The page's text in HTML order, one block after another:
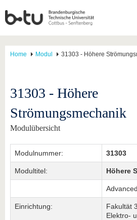
Home Modul 31303 - Höhere
31303 - Höhere
Strömungsmechanik
Modulübersicht
Modulnummer: 31303
Modultitel: Höhere
Einrichtung:
Fakultät
Elektro-